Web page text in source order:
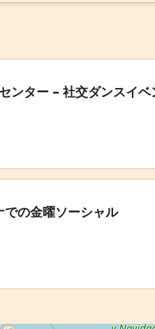
ンター – 社交ダンスイベ
の金曜ソーシャル